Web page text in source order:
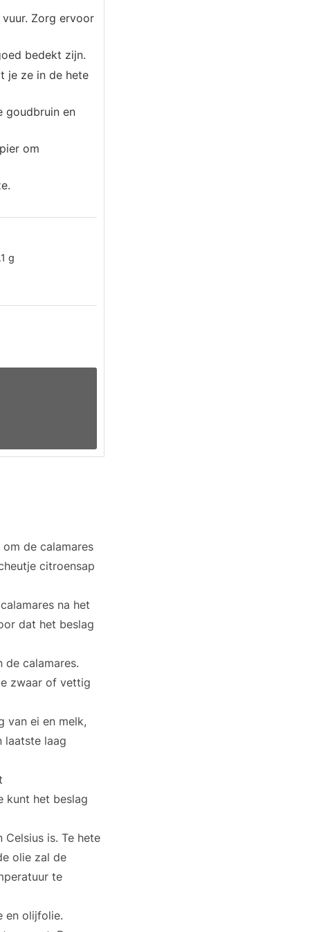
Zorg ervoor
bedekt zijn.
je ze in de hete
goudbruin en
om
g
de calamares
citroensap
na het
dat het beslag
de calamares.
zwaar of vettig
van ei en melk,
laatste laag
kunt het beslag
is. Te hete
olie zal de
te
en olijfolie.